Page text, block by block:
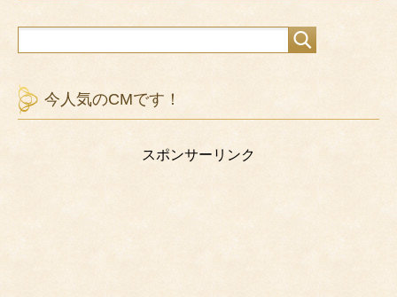
今人気のCMです！
スポンサーリンク